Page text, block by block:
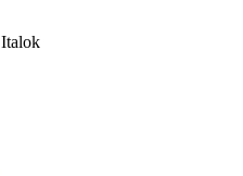
Italok